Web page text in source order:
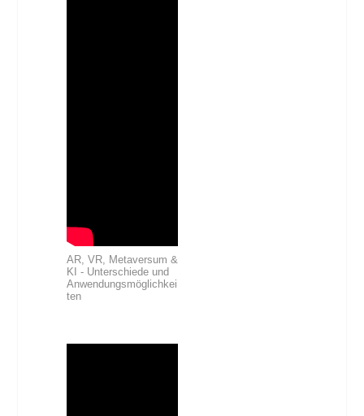
AR, VR, Metaversum &
KI - Unterschiede und
Anwendungsmöglichkei
ten